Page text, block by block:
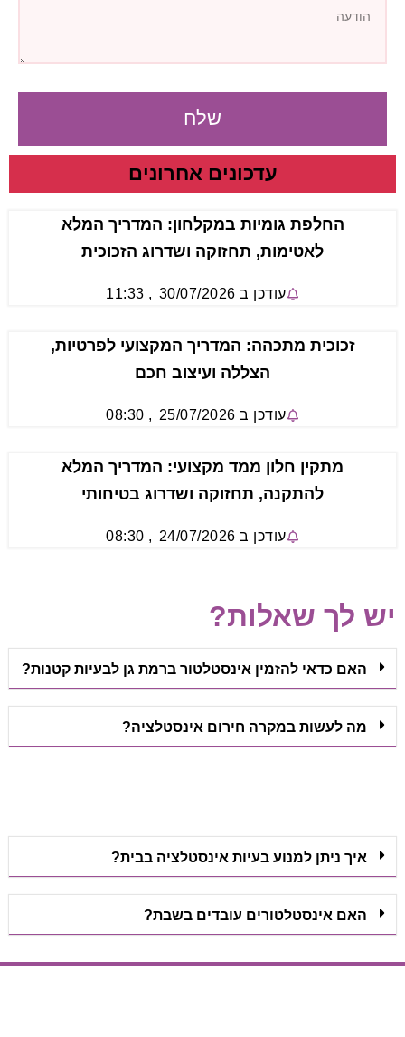
שלח
עדכונים אחרונים
החלפת גומיות במקלחון: המדריך המלא
לאטימות, תחזוקה ושדרוג הזכוכית
עודכן ב 30/07/2026
,
11:33
זכוכית מתכהה: המדריך המקצועי לפרטיות,
הצללה ועיצוב חכם
עודכן ב 25/07/2026
,
08:30
מתקין חלון ממד מקצועי: המדריך המלא
להתקנה, תחזוקה ושדרוג בטיחותי
עודכן ב 24/07/2026
,
08:30
יש לך שאלות?
האם כדאי להזמין אינסטלטור ברמת גן לבעיות קטנות?
מה לעשות במקרה חירום אינסטלציה?
איך ניתן למנוע בעיות אינסטלציה בבית?
האם אינסטלטורים עובדים בשבת?